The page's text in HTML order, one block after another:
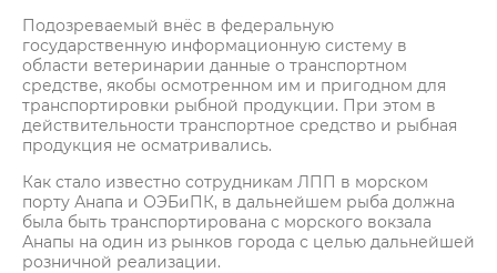
Подозреваемый внёс в федеральную
государственную информационную систему в
области ветеринарии данные о транспортном
средстве, якобы осмотренном им и пригодном для
транспортировки рыбной продукции. При этом в
действительности транспортное средство и рыбная
продукция не осматривались.
Как стало известно сотрудникам ЛПП в морском
порту Анапа и ОЭБиПК, в дальнейшем рыба должна
была быть транспортирована с морского вокзала
Анапы на один из рынков города с целью дальнейшей
розничной реализации.